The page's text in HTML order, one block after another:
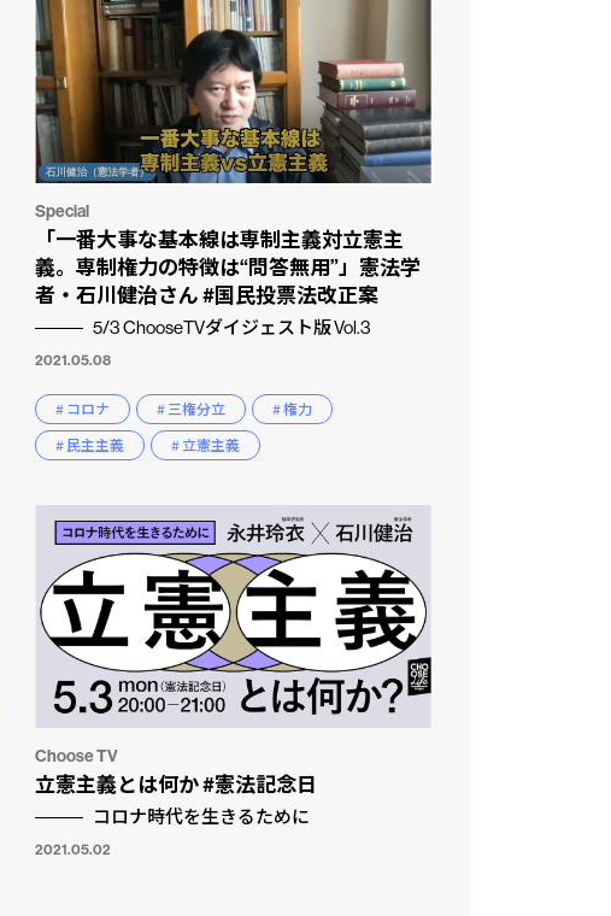
Special
「一番大事な基本線は専制主義対立憲主
義。専制権力の特徴は“問答無用”」憲法学
者・石川健治さん #国民投票法改正案
5/3 ChooseTVダイジェスト版 Vol.3
2021.05.08
# コロナ # 三権分立
# 権力
# 民主主義
# 立憲主義
Choose TV
立憲主義とは何か #憲法記念日
コロナ時代を生きるために
2021.05.02